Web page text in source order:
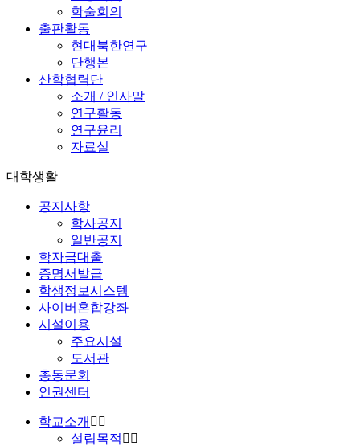
학술회의
출판활동
현대북한연구
단행본
산학협력단
소개 / 인사말
연구활동
연구윤리
자료실
대학생활
공지사항
학사공지
일반공지
학자금대출
증명서발급
학생정보시스템
사이버혼합강좌
시설이용
주요시설
도서관
총동문회
인권센터
학교소개
설립목적